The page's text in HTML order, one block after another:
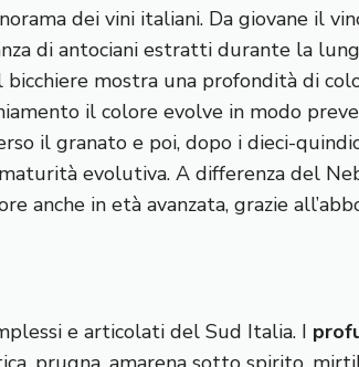
dei vini italiani. Da giovane il
di antociani estratti durante la
mostra una profondità di
il colore evolve in modo
il granato e poi, dopo i dieci-
evolutiva. A differenza del
anche in età avanzata, grazie
e articolati del Sud Italia. I